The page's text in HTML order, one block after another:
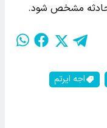
حادثه مشخص شود.
اجه ایرتم